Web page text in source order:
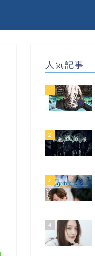
人気記事
1
2
3
4